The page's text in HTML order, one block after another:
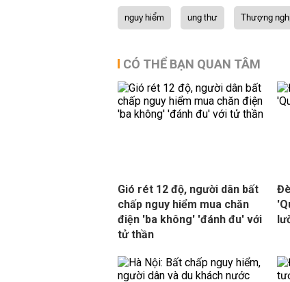
nguy hiểm ung thư Thượng
CÓ THỂ BẠN QUAN TÂM
Gió rét 12 độ, người dân bất
chấp nguy hiểm mua chăn
điện 'ba không' 'đánh đu' với
tử thần